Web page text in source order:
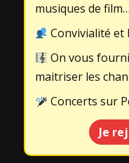
musiques de film…
Convivialité
On vous
maitriser les
Concerts sur
Je